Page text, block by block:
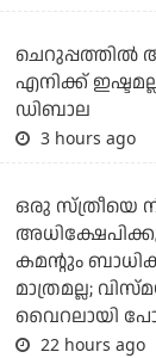
ചെറുപ്പത്തില്‍
എനിക്ക്
ഡിബാല
3 hours ago
ഒരു സ്ത്രീയെ
കമന്റും
മാത്രമല്ല;
വൈറലായി
22 hours ago